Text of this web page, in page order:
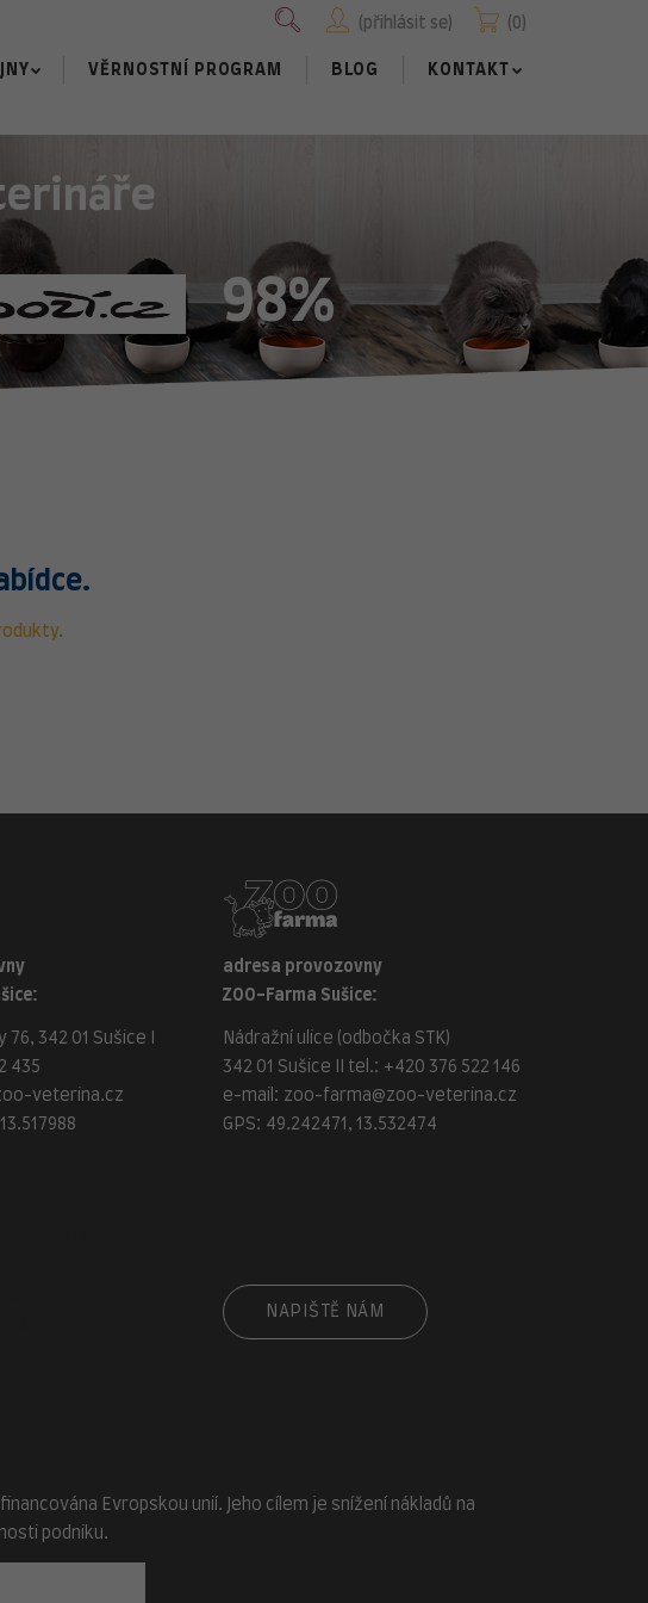
0
přihlásit se
VĚRNOSTNÍ PROGRAM BLOG KONTAKT
98%
.
342 01 Sušice I
435
veterina.cz
adresa provozovny
ZOO-Farma Sušice:
Nádražní ulice (odbočka STK)
342 01 Sušice II tel.: +420 376 522 146
e-mail: zoo-farma@zoo-veterina.cz
GPS: 49.242471, 13.532474
NAPIŠTĚ NÁM
Evropskou unií. Jeho cílem je snížení nákladů na
podniku.